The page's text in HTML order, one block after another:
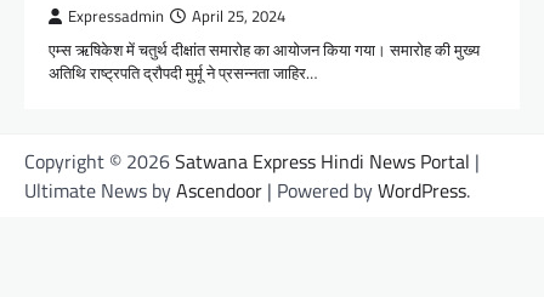
Expressadmin April 25, 2024
एम्स ऋषिकेश में चतुर्थ दीक्षांत समारोह का आयोजन किया गया। समारोह की मुख्य
अतिथि राष्ट्रपति द्रौपदी मुर्मू ने प्रसन्नता जाहिर…
Copyright © 2026Satwana Express Hindi News Portal |
Ultimate News byAscendoor | Powered byWordPress.